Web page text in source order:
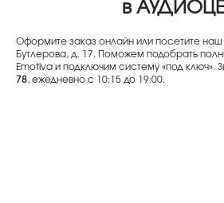
в
Оформите заказ онлайн или посетите
Бутлерова, д. 17. Поможем подобрать
Emotiva и подключим систему «под ключ».
78, ежедневно с 10:15 до 19:00.